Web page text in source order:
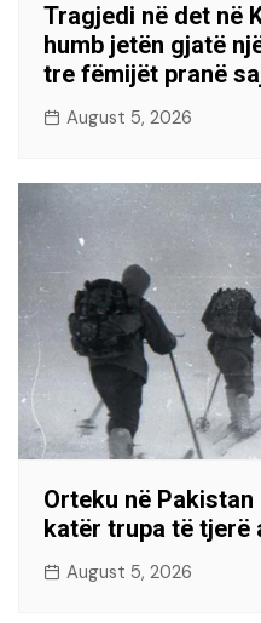
Tragjedi në det në
humb jetën gjatë
tre fëmijët pranë
August 5, 2026
Orteku në
katër trupa të tjerë
August 5, 2026